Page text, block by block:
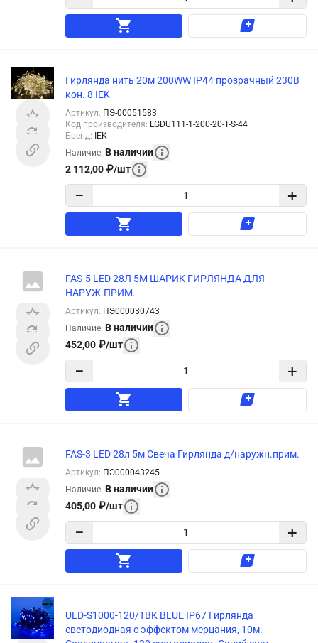
Гирлянда нить 20м 200WW IP44 прозрачный 230В
кон. 8 IEK
Артикул: ПЭ-00051583
Код производителя: LGDU111-1-200-20-T-S-44
Бренд: IEK
Наличие: В наличии
2 112,00 ₽/шт
− +
FAS-5 LED 28Л 5М ШАРИК ГИРЛЯНДА ДЛЯ
НАРУЖ.ПРИМ.
Артикул: ПЭ000030743
Наличие: В наличии
452,00 ₽/шт
− +
FAS-3 LED 28л 5м Свеча Гирлянда д/наружн.прим.
Артикул: ПЭ000043245
Наличие: В наличии
405,00 ₽/шт
− +
ULD-S1000-120/TBK BLUE IP67 Гирлянда
светодиодная с эффектом мерцания, 10м.